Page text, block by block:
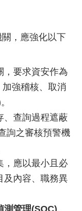
，應強化以下
，要求資安作為
強稽核、取消
、查詢過程遮蔽
詢之審核預警機
，應以最小且必
及內容、職務異